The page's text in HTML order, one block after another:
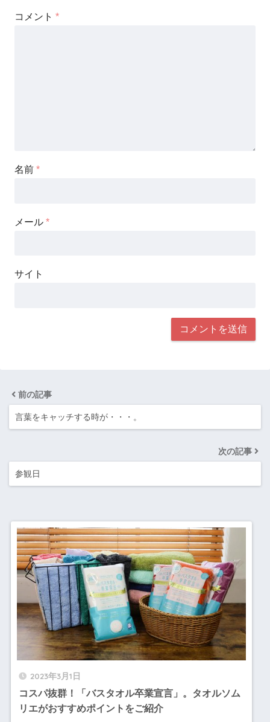
コメント *
名前 *
メール *
サイト
前の記事
言葉をキャッチする時が・・・。
次の記事
参観日
2023年3月1日
コスパ抜群！「バスタオル卒業宣言」。タオルソム
リエがおすすめポイントをご紹介